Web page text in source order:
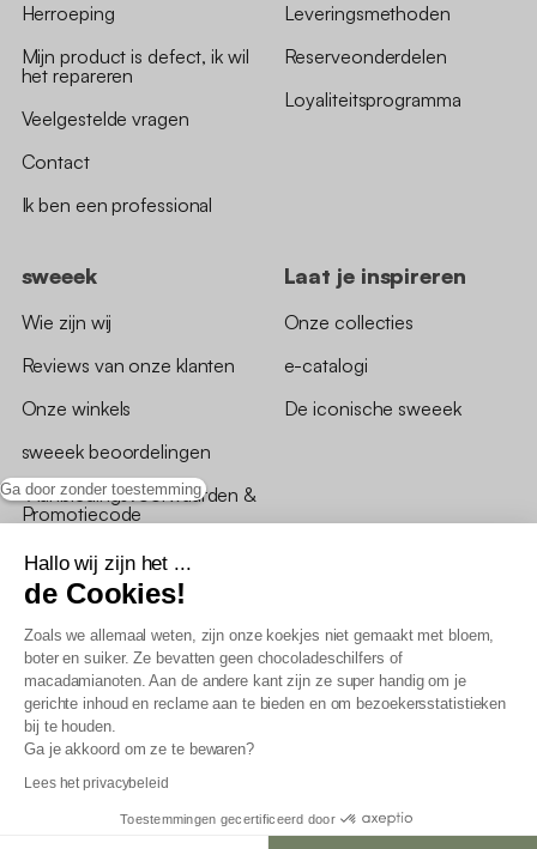
Ga door zonder toestemming
Hallo wij zijn het ...
de Cookies!
Zoals we allemaal weten, zijn onze koekjes niet gemaakt met bloem,
boter en suiker. Ze bevatten geen chocoladeschilfers of
macadamianoten. Aan de andere kant zijn ze super handig om je
gerichte inhoud en reclame aan te bieden en om bezoekersstatistieken
bij te houden.
Ga je akkoord om ze te bewaren?
Lees het privacybeleid
Toestemmingen gecertificeerd door
Herroeping
Mijn product is defect, ik wil
het repareren
Veelgestelde vragen
Contact
Ik ben een professional
Leveringsmethoden
Reserveonderdelen
Loyaliteitsprogramma
sweeek
Wie zijn wij
Reviews van onze klanten
Onze winkels
sweeek beoordelingen
*Aanbiedingsvoorwaarden &
Promotiecode
Laat je inspireren
Onze collecties
e-catalogi
De iconische sweeek
Algemene verkoopsvoorwaarden
AV loyaliteitsprogramma
Beleid persoonsgegevens
Verklaring inzake toegankelijkheid